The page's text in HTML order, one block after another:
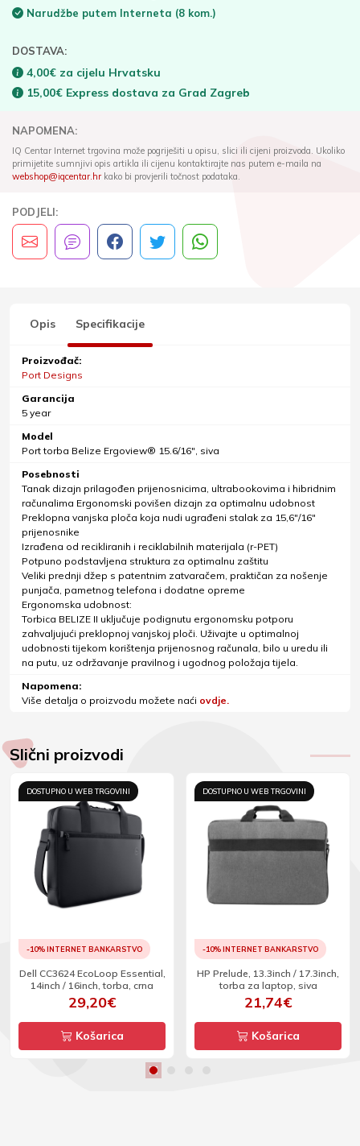
Narudžbe putem Interneta (8 kom.)
DOSTAVA:
4,00€ za cijelu Hrvatsku
15,00€ Express dostava za Grad Zagreb
NAPOMENA:
IQ Centar Internet trgovina može pogriješiti u opisu, slici ili cijeni proizvoda. Ukoliko
primijetite sumnjivi opis artikla ili cijenu kontaktirajte nas putem e-maila na
webshop@iqcentar.hrkako bi provjerili točnost podataka.
PODJELI:
Opis Specifikacije
Proizvođač:
Port Designs
Garancija
5 year
Model
Port torba Belize Ergoview® 15.6/16", siva
Posebnosti
Tanak dizajn prilagođen prijenosnicima, ultrabookovima i hibridnim
računalima Ergonomski povišen dizajn za optimalnu udobnost
Preklopna vanjska ploča koja nudi ugrađeni stalak za 15,6"/16"
prijenosnike
Izrađena od recikliranih i reciklabilnih materijala (r-PET)
Potpuno podstavljena struktura za optimalnu zaštitu
Veliki prednji džep s patentnim zatvaračem, praktičan za nošenje
punjača, pametnog telefona i dodatne opreme
Ergonomska udobnost:
Torbica BELIZE II uključuje podignutu ergonomsku potporu
zahvaljujući preklopnoj vanjskoj ploči. Uživajte u optimalnoj
udobnosti tijekom korištenja prijenosnog računala, bilo u uredu ili
na putu, uz održavanje pravilnog i ugodnog položaja tijela.
Napomena:
Više detalja o proizvodu možete naći ovdje.
Slični proizvodi
DOSTUPNO U WEB TRGOVINI
-10% INTERNET BANKARSTVO
Dell CC3624 EcoLoop Essential,
14inch / 16inch, torba, crna
29,20€
Košarica
DOSTUPNO U WEB TRGOVINI
-10% INTERNET BANKARSTVO
HP Prelude, 13.3inch / 17.3inch,
torba za laptop, siva
21,74€
Košarica